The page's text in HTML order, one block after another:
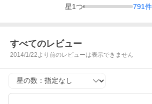
星1つ 791件
すべてのレビュー
2014/1/22より前のレビューは表示できません
星の数